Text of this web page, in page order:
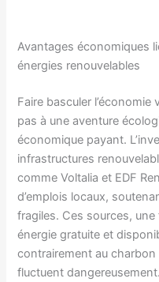
Avantages économiques
énergies renouvelables
Faire basculer
pas à une aventure
économique payant.
infrastructures
comme Voltalia et EDF
d’emplois locaux,
fragiles. Ces sources,
énergie gratuite et
contrairement au
fluctuent dangereusement.